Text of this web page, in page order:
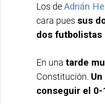
Los deAdrián
cara pues sus
dos futbolistas
En una tarde
Constitución.
conseguir el